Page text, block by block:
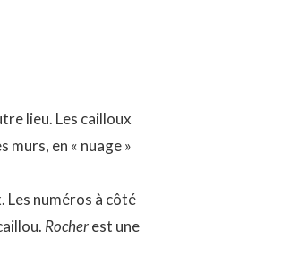
lieu. Les cailloux
murs, en « nuage »
Les numéros à côté
Rocherest une